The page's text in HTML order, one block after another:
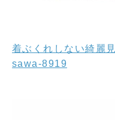
着ぶくれしない綺麗
sawa-8919